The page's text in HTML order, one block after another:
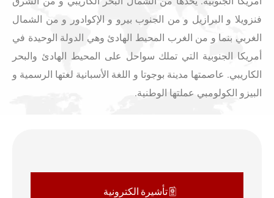
فنزويلا و البرازيل و من الجنوب بيرو و الإكوادور و من الشمال
الغربي بنما و من الغرب المحيط الهادئ وهي الدولة الوحيدة في
أمريكا الجنوبية التي تملك سواحل على المحيط الهادئ والبحر
الكاريبي. عاصمتها مدينة بوجوتا و اللغة الأسبانية لغتها الرسمية و
البيزو الكولومبي عملتها الوطنية.
تأشيرة الكترونية